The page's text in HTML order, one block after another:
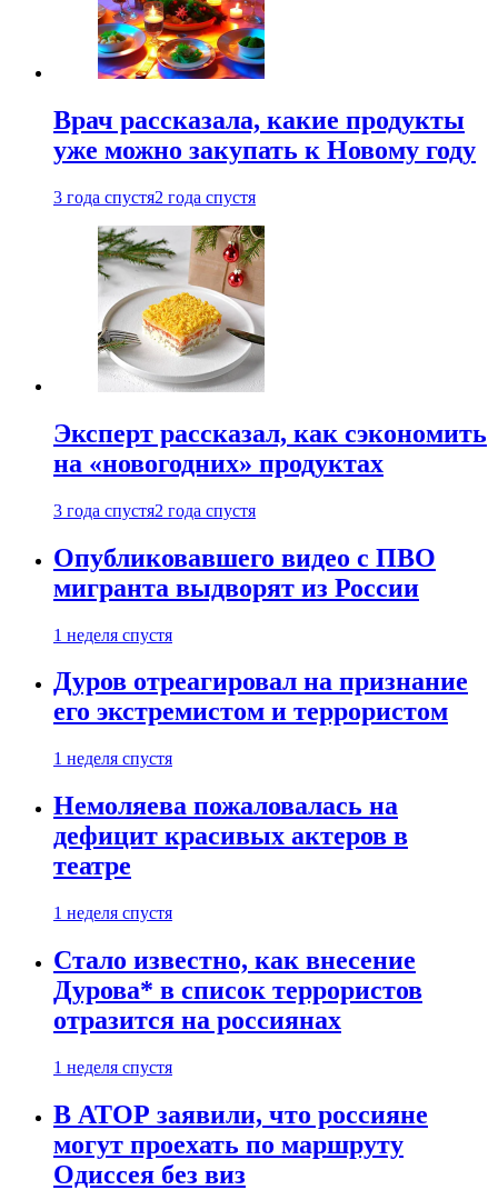
Врач рассказала, какие продукты
уже можно закупать к Новому году
3 года спустя2 года спустя
Эксперт рассказал, как сэкономить
на «новогодних» продуктах
3 года спустя2 года спустя
Опубликовавшего видео с ПВО
мигранта выдворят из России
1 неделя спустя
Дуров отреагировал на признание
его экстремистом и террористом
1 неделя спустя
Немоляева пожаловалась на
дефицит красивых актеров в
театре
1 неделя спустя
Стало известно, как внесение
Дурова* в список террористов
отразится на россиянах
1 неделя спустя
В АТОР заявили, что россияне
могут проехать по маршруту
Одиссея без виз